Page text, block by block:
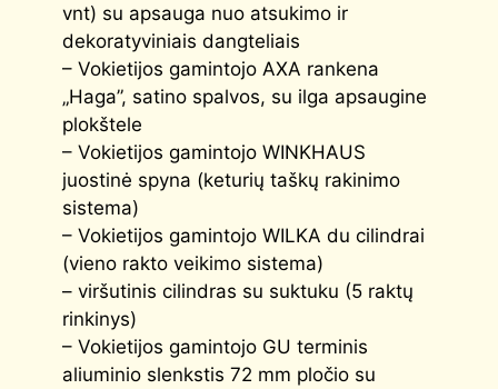
vnt) su apsauga nuo atsukimo ir
dekoratyviniais dangteliais
– Vokietijos gamintojo AXA rankena
„Haga”, satino spalvos, su ilga apsaugine
plokštele
– Vokietijos gamintojo WINKHAUS
juostinė spyna (keturių taškų rakinimo
sistema)
– Vokietijos gamintojo WILKA du cilindrai
(vieno rakto veikimo sistema)
– viršutinis cilindras su suktuku (5 raktų
rinkinys)
– Vokietijos gamintojo GU terminis
aliuminio slenkstis 72 mm pločio su